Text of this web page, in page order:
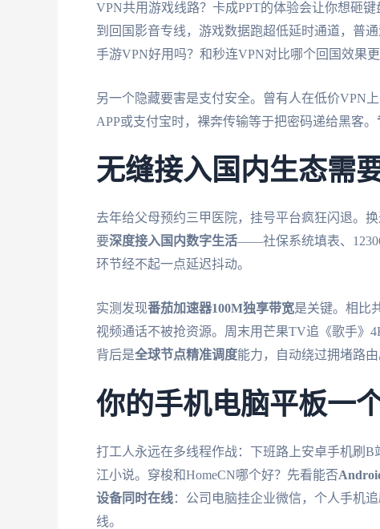
VPN共用游戏线路？卡成PPT的体验会让你想砸
到回国影音专线，游戏数据跑超低延时通道，普
手游VPN好用吗？和秒连VPN对比哪个回国效果
另一个隐藏要害是支付安全。曾有人在低价VPN
APP或支付宝时，裸奔传输等于把密码递给黑客。
无缝接入国内生态需
去年给父母预约三甲医院，挂号平台疯狂闪退。
要深度接入国内数字生活——社保系统填表、
环节经不起一点延迟抖动。
实测发现番茄加速器100M独享带宽是关键。相比
视频通话不被抢资源。周末用芒果TV追《歌手
背后是全球节点精准调度能力，自动绕过拥堵路由
你的手机电脑平板一
打工人永远在多线程作战：下班路上安卓手机刷B
江小说。穿梭和HomeCN哪个好？先看能否
设备同时在线：公司电脑挂企业微信，个人手机
线。